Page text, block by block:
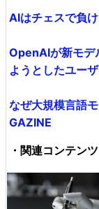
AIはチェスで負
OpenAIが新モ
ようとしたユー
なぜ大規模言語
GAZINE
・関連コンテンツ